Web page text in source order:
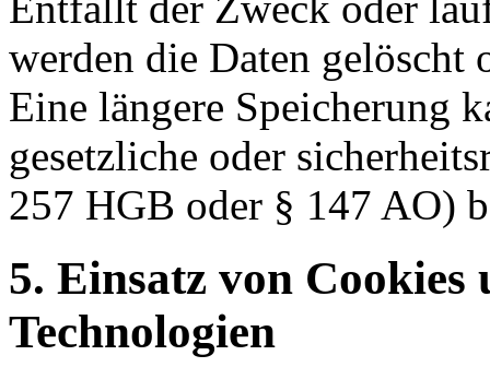
werden die Daten gelöscht
Eine längere Speicherung
gesetzliche oder
257 HGB oder § 147 AO)
5. Einsatz von
Technologien